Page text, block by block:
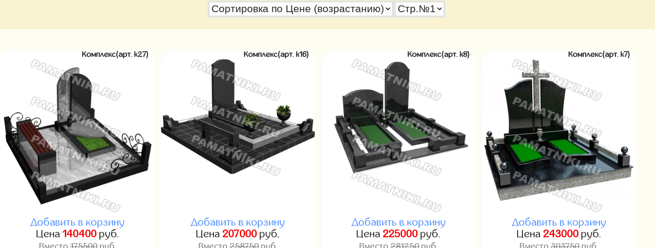
Комплекс(арт. k27)
Добавить в корзину
Цена 140400руб.
Комплекс(арт. k16)
Добавить в корзину
Цена 207000 руб.
Комплекс(арт. k8)
Добавить в корзину
Цена 225000 руб.
Комплекс(арт. k7)
Добавить в корзину
Цена 243000руб.